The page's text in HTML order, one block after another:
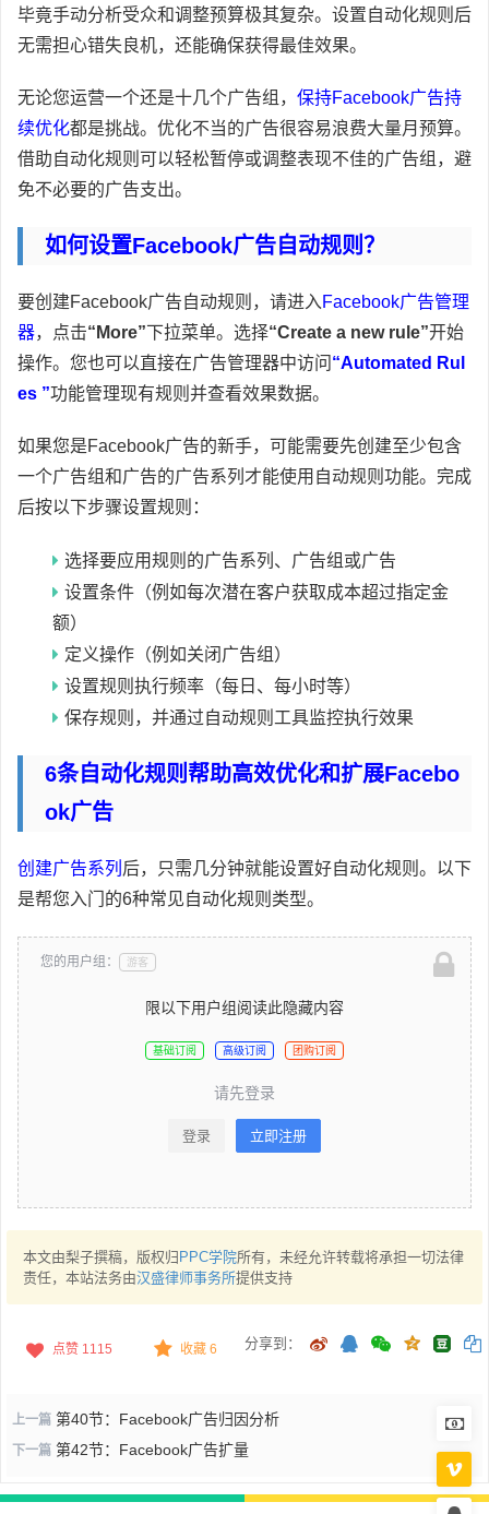
毕竟手动分析受众和调整预算极其复杂。设置自动化规则后
无需担心错失良机，还能确保获得最佳效果。
无论您运营一个还是十几个广告组， 保持Facebook广告持
续优化都是挑战。优化不当的广告很容易浪费大量月预算。
借助自动化规则可以轻松暂停或调整表现不佳的广告组，避
免不必要的广告支出。
如何设置Facebook广告自动规则？
要创建Facebook广告自动规则，请进入 Facebook广告管理
器，点击“More”下拉菜单。选择“Create a new rule”开始
操作。您也可以直接在广告管理器中访问 “Automated Rul
es ”功能管理现有规则并查看效果数据。
如果您是Facebook广告的新手，可能需要先创建至少包含
一个广告组和广告的广告系列才能使用自动规则功能。完成
后按以下步骤设置规则：
选择要应用规则的广告系列、广告组或广告
设置条件（例如每次潜在客户获取成本超过指定金
额）
定义操作（例如关闭广告组）
设置规则执行频率（每日、每小时等）
保存规则，并通过自动规则工具监控执行效果
6条自动化规则帮助高效优化和扩展Facebo
Ok广告
创建广告系列 后，只需几分钟就能设置好自动化规则。以下
是帮您入门的6种常见自动化规则类型。
您的用户组： 游客
限以下用户组阅读此隐藏内容
基础订阅 高级订阅 团购订阅
请先登录
登录 立即注册
本文由梨子撰稿，版权归 PPC学院所有，未经允许转载将承担一切法律
责任，本站法务由汉盛律师事务所提供支持
点赞 1115 收藏 6 分享到：
上一篇 第40节：Facebook广告归因分析
下一篇 第42节：Facebook广告扩量